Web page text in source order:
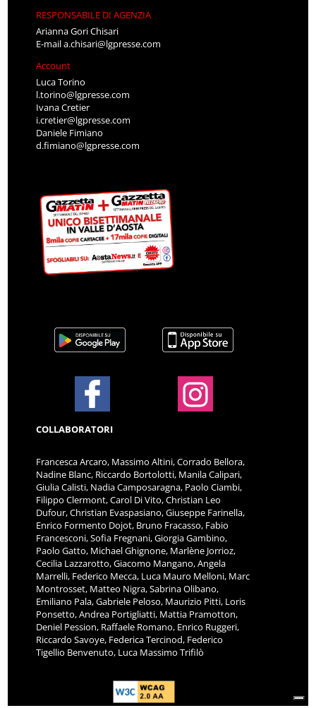
RESPONSABILE DI AGENZIA
Arianna Gori Chisari
E-maila.chisari@lgpresse.com
Account
Luca Torino
l.torino@lgpresse.com
Ivana Cretier
i.cretier@lgpresse.com
Daniele Fimiano
d.fimiano@lgpresse.com
COLLABORATORI
Francesca Arcaro, Massimo Altini, Corrado Bellora,
Nadine Blanc, Riccardo Bortolotti, Manila Calipari,
Giulia Calisti, Nadia Camposaragna, Paolo Ciambi,
Filippo Clermont, Carol Di Vito, Christian Leo
Dufour, Christian Evaspasiano, Giuseppe Farinella,
Enrico Formento Dojot, Bruno Fracasso, Fabio
Francesconi, Sofia Fregnani, Giorgia Gambino,
Paolo Gatto, Michael Ghignone, Marlène Jorrioz,
Cecilia Lazzarotto, Giacomo Mangano, Angela
Marrelli, Federico Mecca, Luca Mauro Melloni, Marc
Montrosset, Matteo Nigra, Sabrina Olibano,
Emiliano Pala, Gabriele Peloso, Maurizio Pitti, Loris
Ponsetto, Andrea Portigliatti, Mattia Pramotton,
Deniel Pession, Raffaele Romano, Enrico Ruggeri,
Riccardo Savoye, Federica Tercinod, Federico
Tigellio Benvenuto, Luca Massimo Trifilò